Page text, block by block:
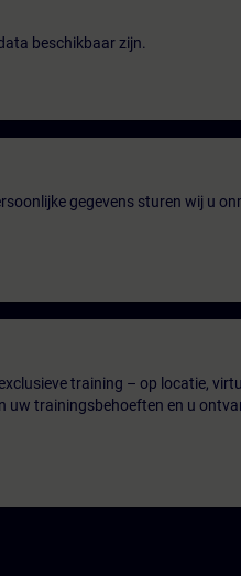
beschikbaar zijn.
gegevens sturen wij u
training – op locatie,
uw trainingsbehoeften en u